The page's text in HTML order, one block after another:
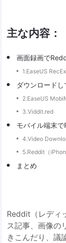
主な内容：
画面録画で
1.EaseUS
ダウンロード
2.EaseUS
3.Viddit.red
モバイル端末
4.Video
5.Reddit（
まとめ
Reddit（レディ
ス記事、画像の
きこんだり、議